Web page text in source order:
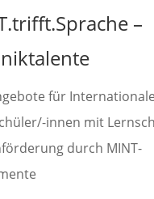
–
für
innen mit
durch MINT-